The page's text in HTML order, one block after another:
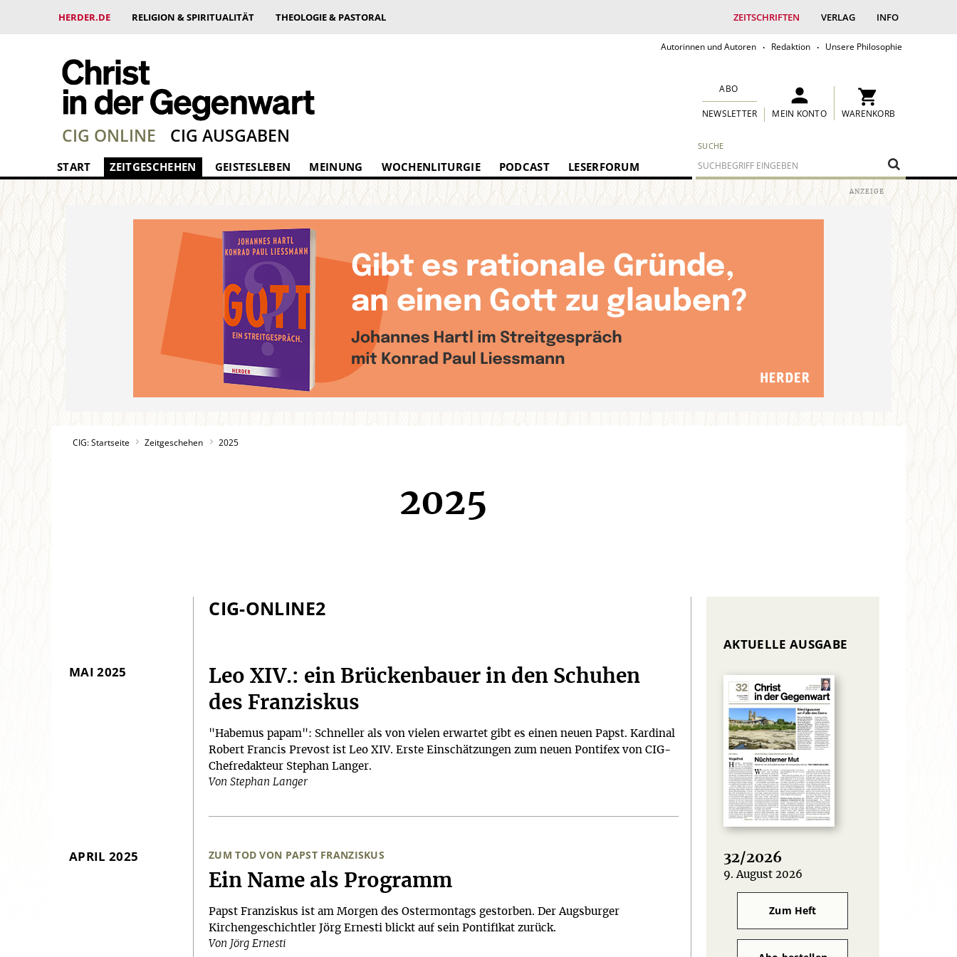
HERDER.DE RELIGION & SPIRITUALITÄT THEOLOGIE & PASTORAL ZEITSCHRIFTEN VERLAG INFO
Autorinnen und Autoren Redaktion Unsere Philosophie
SUCHE
ABO
NEWSLETTER MEIN KONTO WARENKORB
CIG ONLINE CIG AUSGABEN
START ZEITGESCHEHEN GEISTESLEBEN MEINUNG WOCHENLITURGIE PODCAST LESERFORUM
CIG: Startseite Zeitgeschehen 2025
2025
CIG-ONLINE2
MAI 2025
Leo XIV.: ein Brückenbauer in den Schuhen
des Franziskus
"Habemus papam": Schneller als von vielen erwartet gibt es einen neuen Papst. Kardinal
Robert Francis Prevost ist Leo XIV. Erste Einschätzungen zum neuen Pontifex von CIG-
Chefredakteur Stephan Langer.
Von Stephan Langer
APRIL 2025 ZUM TOD VON PAPST FRANZISKUS
:
Ein Name als Programm
Papst Franziskus ist am Morgen des Ostermontags gestorben. Der Augsburger
Kirchengeschichtler Jörg Ernesti blickt auf sein Pontifikat zurück.
Von Jörg Ernesti
AKTUELLE AUSGABE
32/2026
:
9. August 2026
Zum Heft